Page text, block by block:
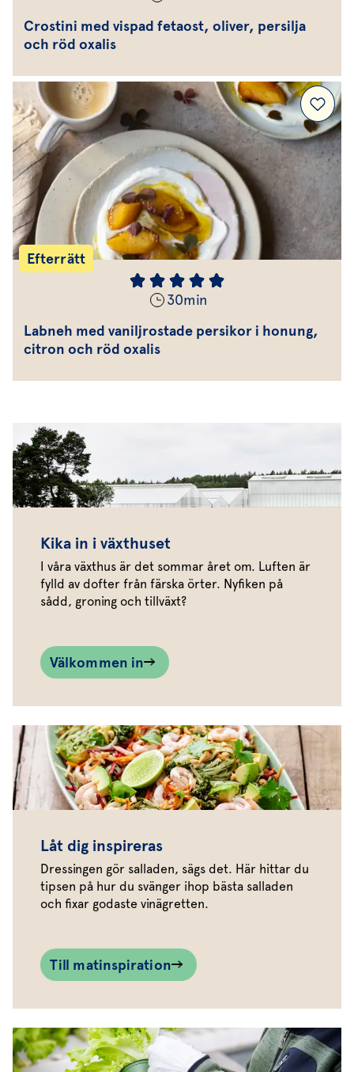
Crostini med vispad fetaost, oliver, persilja
och röd oxalis
Efterrätt
30min
Labneh med vaniljrostade persikor i honung,
citron och röd oxalis
Kika in i växthuset
I våra växthus är det sommar året om. Luften är
fylld av dofter från färska örter. Nyfiken på
sådd, groning och tillväxt?
Välkommen in
Låt dig inspireras
Dressingen gör salladen, sägs det. Här hittar du
tipsen på hur du svänger ihop bästa salladen
och fixar godaste vinägretten.
Till matinspiration